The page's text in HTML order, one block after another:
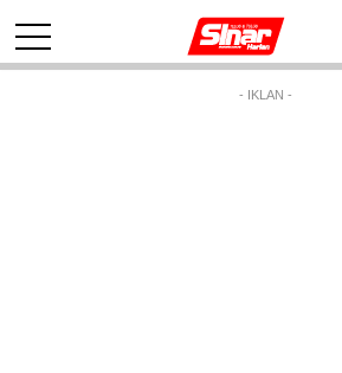
- IKLAN -